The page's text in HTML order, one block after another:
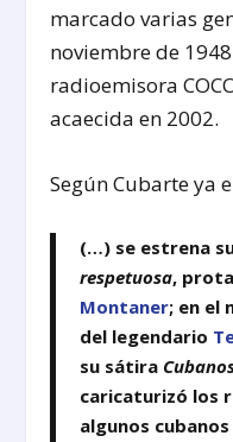
marcado varias
noviembre de
radioemisora
acaecida en 2002.
Según Cubarte ya
(…) se estrena
respetuosa,
Montaner; en el
del legendario
su sátira
caricaturizó los
algunos